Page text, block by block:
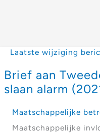
Laatste wijziging
Brief aan
slaan alarm
Maatschappelijke
Maatschappelijke